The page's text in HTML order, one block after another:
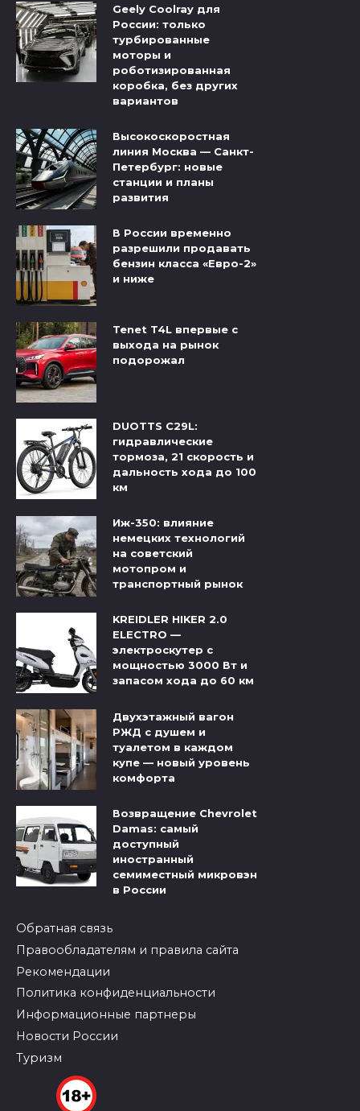
Geely Coolray для
России: только
турбированные
моторы и
роботизированная
коробка, без других
вариантов
Высокоскоростная
линия Москва — Санкт-
Петербург: новые
станции и планы
развития
В России временно
разрешили продавать
бензин класса «Евро-2»
и ниже
Tenet T4L впервые с
выхода на рынок
подорожал
DUOTTS C29L:
гидравлические
тормоза, 21 скорость и
дальность хода до 100
км
Иж-350: влияние
немецких технологий
на советский
мотопром и
транспортный рынок
KREIDLER HIKER 2.0
ELECTRO —
электроскутер с
мощностью 3000 Вт и
запасом хода до 60 км
Двухэтажный вагон
РЖД с душем и
туалетом в каждом
купе — новый уровень
комфорта
Возвращение Chevrolet
Damas: самый
доступный
иностранный
семиместный микровэн
в России
Обратная связь
Правообладателям и правила сайта
Рекомендации
Политика конфиденциальности
Информационные партнеры
Новости России
Туризм